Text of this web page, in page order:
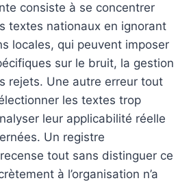
consiste à se concentrer
textes nationaux en ignorant
locales, qui peuvent imposer
sur le bruit, la gestion
rejets. Une autre erreur tout
les textes trop
leur applicabilité réelle
Un registre
tout sans distinguer ce
à l’organisation n’a